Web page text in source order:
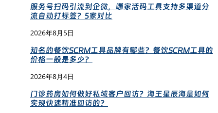
服务号扫码引流到企微，哪家活码工具支持多渠道分
流自动打标签？5家对比
2026年8月5日
知名的餐饮SCRM工具品牌有哪些？餐饮SCRM工具的
价格一般是多少？
2026年8月4日
门诊药房如何做好私域客户回访？海王星辰海是如何
实现快速精准回访的？